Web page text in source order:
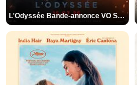
L'Odyssée Bande-annonce VO STFR